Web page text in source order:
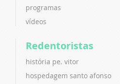
programas
vídeos
Redentoristas
história pe. vitor
hospedagem santo afonso